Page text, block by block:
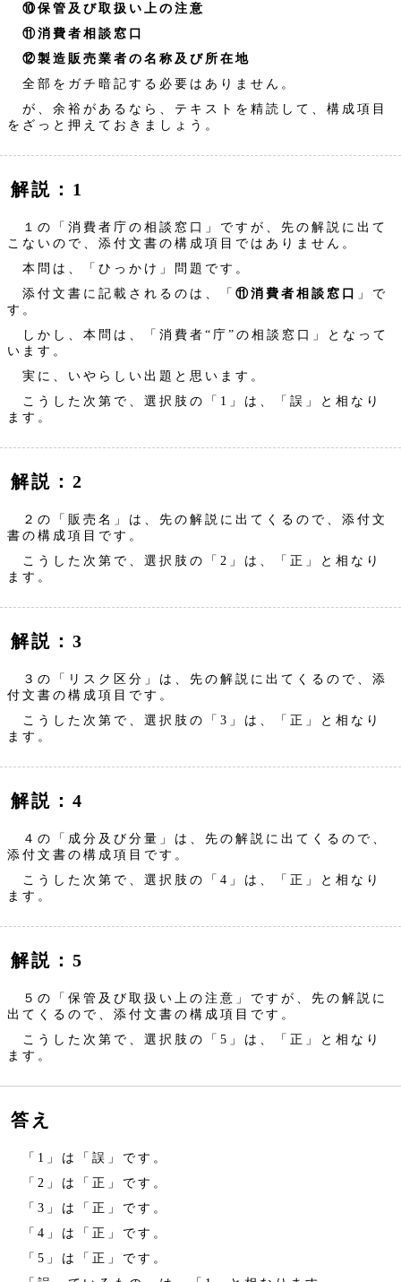
⑩保管及び取扱い上の注意
⑪消費者相談窓口
⑫製造販売業者の名称及び所在地
全部をガチ暗記する必要はありません。
が、余裕があるなら、テキストを精読して、構成項目
をざっと押えておきましょう。
解説：1
１の「消費者庁の相談窓口」ですが、先の解説に出て
こないので、添付文書の構成項目ではありません。
本問は、「ひっかけ」問題です。
添付文書に記載されるのは、「 ⑪消費者相談窓口
」で
す。
しかし、本問は、「消費者“庁”の相談窓口」となって
います。
実に、いやらしい出題と思います。
こうした次第で、選択肢の「1」は、「誤」と相なり
ます。
解説：2
２の「販売名」は、先の解説に出てくるので、添付文
書の構成項目です。
こうした次第で、選択肢の「2」は、「正」と相なり
ます。
解説：3
３の「リスク区分」は、先の解説に出てくるので、添
付文書の構成項目です。
こうした次第で、選択肢の「3」は、「正」と相なり
ます。
解説：4
４の「成分及び分量」は、先の解説に出てくるので、
添付文書の構成項目です。
こうした次第で、選択肢の「4」は、「正」と相なり
ます。
解説：5
５の「保管及び取扱い上の注意」ですが、先の解説に
出てくるので、添付文書の構成項目です。
こうした次第で、選択肢の「5」は、「正」と相なり
ます。
答え
「1」は「誤」です。
「2」は「正」です。
「3」は「正」です。
「4」は「正」です。
「5」は「正」です。